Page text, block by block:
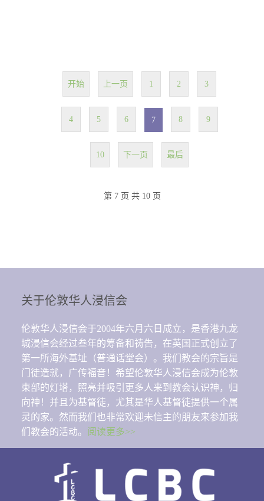
开始 上一页 1 2 3
4 5 6 7 8 9
10 下一页 最后
第 7 页 共 10 页
关于伦敦华人浸信会
伦敦华人浸信会于2004年六月六日成立，是香港九龙
城浸信会经过叁年的筹备和祷告，在英国正式创立了
第一所海外基址（普通话堂会）。我们教会的宗旨是
门徒造就，广传福音！希望伦敦华人浸信会成为伦敦
束部的灯塔，照亮并吸引更多人来到教会认识神，归
向神！并且为基督徒，尤其是华人基督徒提供一个属
灵的家。然而我们也非常欢迎未信主的朋友来参加我
们教会的活动。 阅读更多>>